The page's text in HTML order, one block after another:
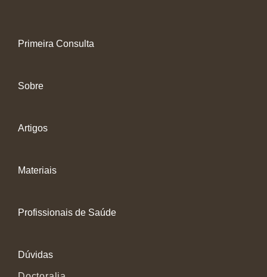
Primeira Consulta
Sobre
Artigos
Materiais
Profissionais de Saúde
Dúvidas